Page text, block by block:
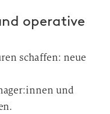
operative
schaffen: neue
und